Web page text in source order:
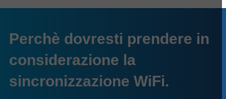
Perchè dovresti prendere in
considerazione la
sincronizzazione WiFi.